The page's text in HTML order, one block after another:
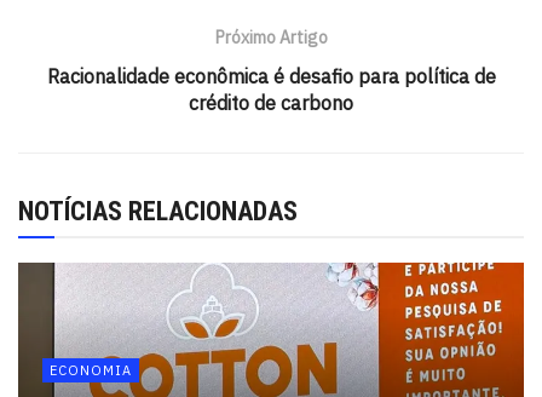
taxa básica de juros – tiveram participação de 40,4% nas
vendas, enquanto os prefixados – com juros definidos no
momento da emissão – representaram 16,2%.
investidores por causa da expectativa de alta da inflação
oficial nos próximos meses. O interesse por papéis
vinculados aos juros básicos também é justificado pelo
alto nível da Selic. A taxa, utilizada para conter a inflação,
está em 12,25% ao ano e pode ser elevada a 14,25% ao
ano até março de 2025, consolidando um ciclo de
contração na política monetária. Com a expectativa de
Próximo Artigo
Racionalidade econômica é desafio para política de
crédito de carbono
NOTÍCIAS RELACIONADAS
ECONOMIA